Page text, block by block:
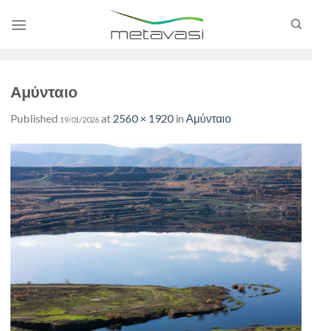
Αμύνταιο
Published 19/01/2026 at 2560 × 1920in Αμύνταιο